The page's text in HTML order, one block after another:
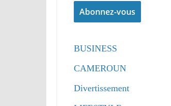
BUSINESS
CAMEROUN
Divertissement